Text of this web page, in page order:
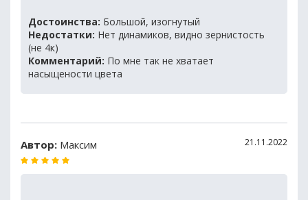
Достоинства: Большой, изогнутый
Недостатки: Нет динамиков, видно зернистость
(не 4к)
Комментарий: По мне так не хватает
насыщености цвета
Автор: Максим 21.11.2022